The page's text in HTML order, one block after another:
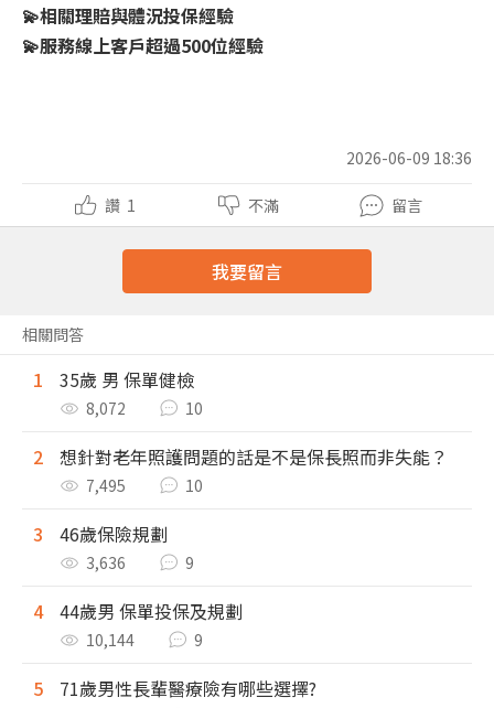
💫相關理賠與體況投保經驗
💫服務線上客戶超過500位經驗
2026-06-09 18:36
讚 1 不滿 留言
我要留言
相關問答
1 35歲 男 保單健檢
8,072 10
2 想針對老年照護問題的話是不是保長照而非失能？
7,495 10
3 46歲保險規劃
3,636 9
4 44歲男 保單投保及規劃
10,144 9
5 71歲男性長輩醫療險有哪些選擇?